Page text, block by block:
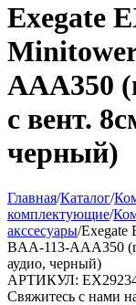
Exegate
AAA350
с вент.
черный)
Главная/Каталог/
комплектующие/
акссесуары/Exegate
BAA-113-AAA350
аудио, черный)
АРТИКУЛ:
Свяжитесь с нами